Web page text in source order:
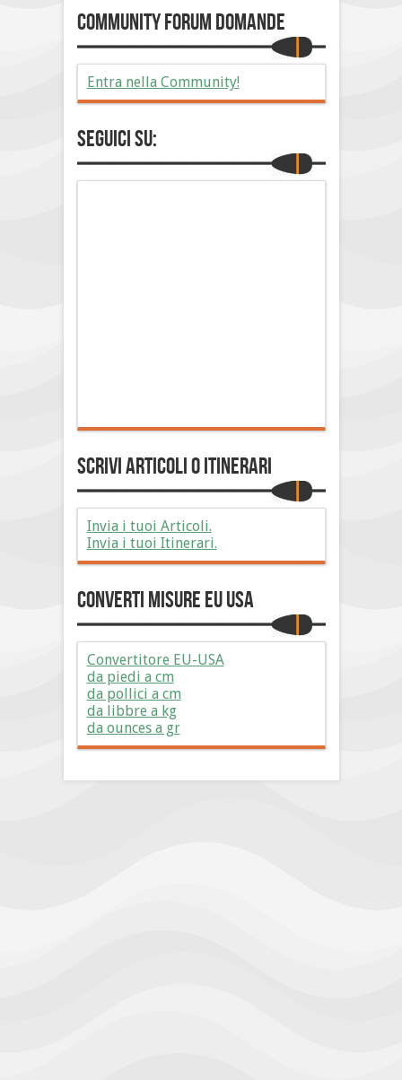
Community Forum Domande
Entra nella Community!
Seguici su:
Scrivi Articoli o Itinerari
Invia i tuoi Articoli.
Invia i tuoi Itinerari.
Converti Misure EU USA
Convertitore EU-USA
da piedi a cm
da pollici a cm
da libbre a kg
da ounces a gr